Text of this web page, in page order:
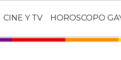
CINE Y TV HOROSCOPO